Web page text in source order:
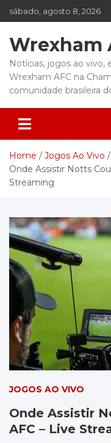
Skip
to
sábado, agosto 8, 2026
Wrexham
Notícias, jogos ao vivo,
Wrexham AFC na
comunidade brasileira
Home
Jogos Ao Vivo
Onde Assistir Notts
Streaming
JOGOS AO VIVO
Onde Assistir
AFC – Live